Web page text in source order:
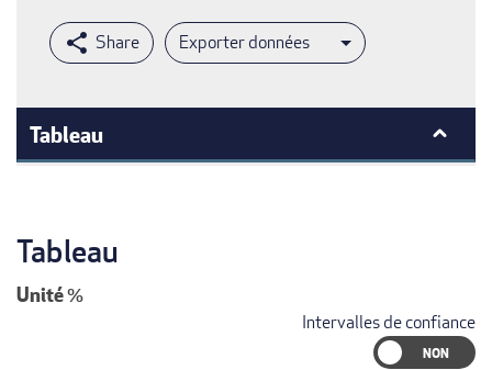
Exporter données
Tableau
Tableau
Unité%
Intervalles de confiance